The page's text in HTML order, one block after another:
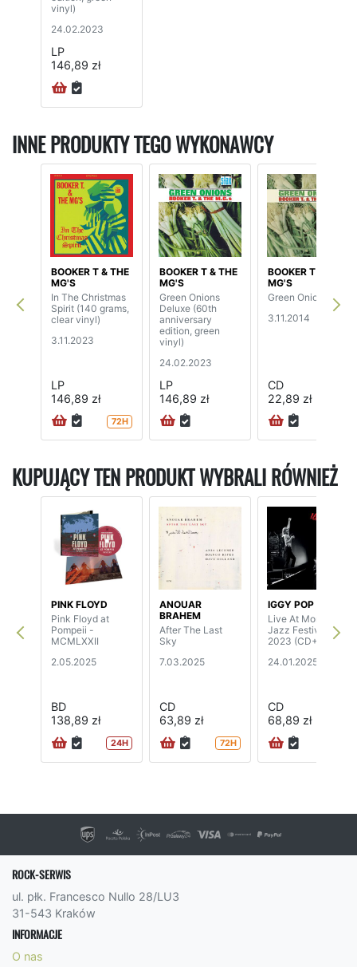
vinyl)
24.02.2023
LP
146,89 zł
INNE PRODUKTY TEGO WYKONAWCY
BOOKER T & THE
MG'S
In The Christmas
Spirit (140 grams,
clear vinyl)
3.11.2023
LP
146,89 zł
72H
BOOKER T & THE
MG'S
Green Onions
Deluxe (60th
anniversary
edition, green
vinyl)
24.02.2023
LP
146,89 zł
BOOKER T & THE
MG'S
Green Onions
3.11.2014
CD
22,89 zł
KUPUJĄCY TEN PRODUKT WYBRALI RÓWNIEŻ
PINK FLOYD
Pink Floyd at
Pompeii -
MCMLXXII
2.05.2025
BD
138,89 zł
24H
ANOUAR
BRAHEM
After The Last
Sky
7.03.2025
CD
63,89 zł
72H
IGGY POP
Live At Montreux
Jazz Festival
2023 (CD+BD)
24.01.2025
CD
68,89 zł
ROCK-SERWIS
ul. płk. Francesco Nullo 28/LU3
31-543 Kraków
INFORMACJE
O nas